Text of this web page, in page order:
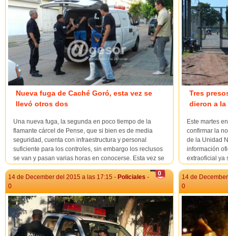
Nueva fuga de Caché Goró, esta vez se
llevó otros dos
Una nueva fuga, la segunda en poco tiempo de la
flamante cárcel de Pense, que si bien es de media
seguridad, cuenta con infraestructura y personal
suficiente para los controles, sin embargo los reclusos
se van y pasan varias horas en conocerse. Esta vez se
un lado Ricardo Dan...
Tres
dieron a la
Este martes
confirmar la
de la Unidad
información
extraoficial ya
0
14 de December del 2015 a las 17:15 - Policiales -
0
14 de
0